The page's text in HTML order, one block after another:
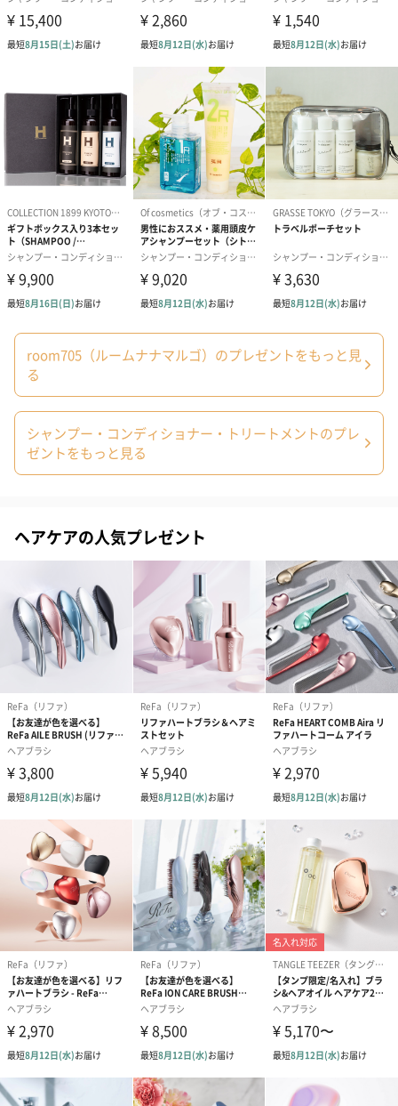
本体重量
パッケージ外
装サイズ
長さ55mm×幅55mm×高さ200mm
パッケージ全
体重量
210g
使用上の注意
点・使用方法
※オイルなどの成分を含む商品は、航空危険物に含ま
れるため航空機に搭載することができません。そのた
め離島などの航空便を使用する地域にお住まいのかた
へお届けの場合は、船便に変更するため1週間前後お届
けが遅くなる可能性がございます。
room705（ルームナナマルゴ）のプレゼントをもっと見
る
シャンプー・コンディショナー・トリートメントのプレ
ゼントをもっと見る
ヘアケアの人気プレゼント